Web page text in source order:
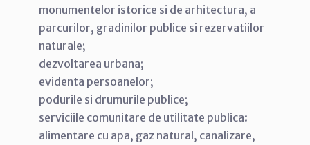
monumentelor istorice si de arhitectura, a
parcurilor, gradinilor publice si rezervatiilor
naturale;
dezvoltarea urbana;
evidenta persoanelor;
podurile si drumurile publice;
serviciile comunitare de utilitate publica:
alimentare cu apa, gaz natural, canalizare,